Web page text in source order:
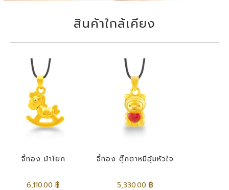
สินค้าใกล้เคียง
จี้ทอง ม้าโยก
6,110.00 ฿
จี้ทอง ตุ๊กตาหมีอุ้มหัวใจ
5,330.00 ฿